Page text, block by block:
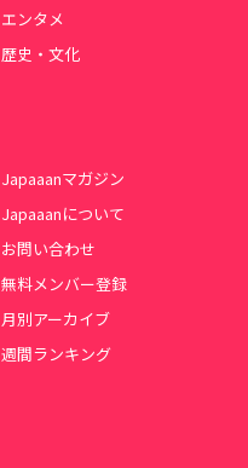
エンタメ
歴史・文化
Japaaanマガジン
Japaaanについて
お問い合わせ
無料メンバー登録
月別アーカイブ
週間ランキング